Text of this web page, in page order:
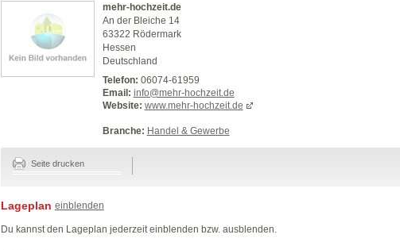
mehr-hochzeit.de
An der Bleiche 14
63322 Rödermark
Hessen
Deutschland
Telefon: 06074-61959
Email: info@mehr-hochzeit.de
Website: www.mehr-hochzeit.de
Branche: Handel & Gewerbe
Seite drucken
Lageplan einblenden
Du kannst den Lageplan jederzeit einblenden bzw. ausblenden.